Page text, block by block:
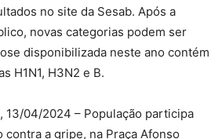
no site da Sesab. Após a
novas categorias podem ser
disponibilizada neste ano contém
H1N1, H3N2 e B.